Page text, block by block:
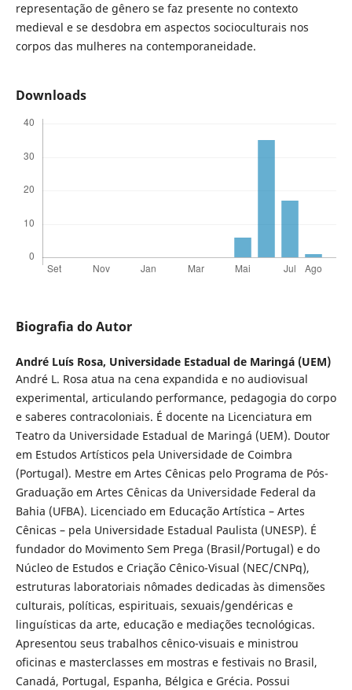
representação de gênero se faz presente no contexto
medieval e se desdobra em aspectos socioculturais nos
corpos das mulheres na contemporaneidade.
Downloads
Biografia do Autor
André Luís Rosa, Universidade Estadual de Maringá (UEM)
André L. Rosa atua na cena expandida e no audiovisual
experimental, articulando performance, pedagogia do corpo
e saberes contracoloniais. É docente na Licenciatura em
Teatro da Universidade Estadual de Maringá (UEM). Doutor
em Estudos Artísticos pela Universidade de Coimbra
(Portugal). Mestre em Artes Cênicas pelo Programa de Pós-
Graduação em Artes Cênicas da Universidade Federal da
Bahia (UFBA). Licenciado em Educação Artística – Artes
Cênicas – pela Universidade Estadual Paulista (UNESP). É
fundador do Movimento Sem Prega (Brasil/Portugal) e do
Núcleo de Estudos e Criação Cênico-Visual (NEC/CNPq),
estruturas laboratoriais nômades dedicadas às dimensões
culturais, políticas, espirituais, sexuais/gendéricas e
linguísticas da arte, educação e mediações tecnológicas.
Apresentou seus trabalhos cênico-visuais e ministrou
oficinas e masterclasses em mostras e festivais no Brasil,
Canadá, Portugal, Espanha, Bélgica e Grécia. Possui